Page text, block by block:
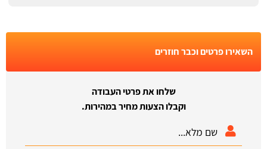
השאירו פרטים וכבר חוזרים
שלחו את פרטי העבודה
וקבלו הצעות מחיר במהירות.